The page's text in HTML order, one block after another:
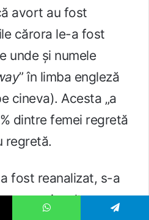
avort au fost
cărora le-a fost
unde și numele
” în limba engleză
cineva). Acesta „a
dintre femei regretă
regretă.
fost reanalizat, s-a
are mai multe